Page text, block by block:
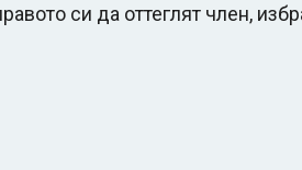
си да оттеглят член,